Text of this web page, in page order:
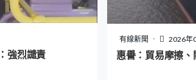
強烈譴責
有線新聞 2026年
惠譽：貿易摩擦